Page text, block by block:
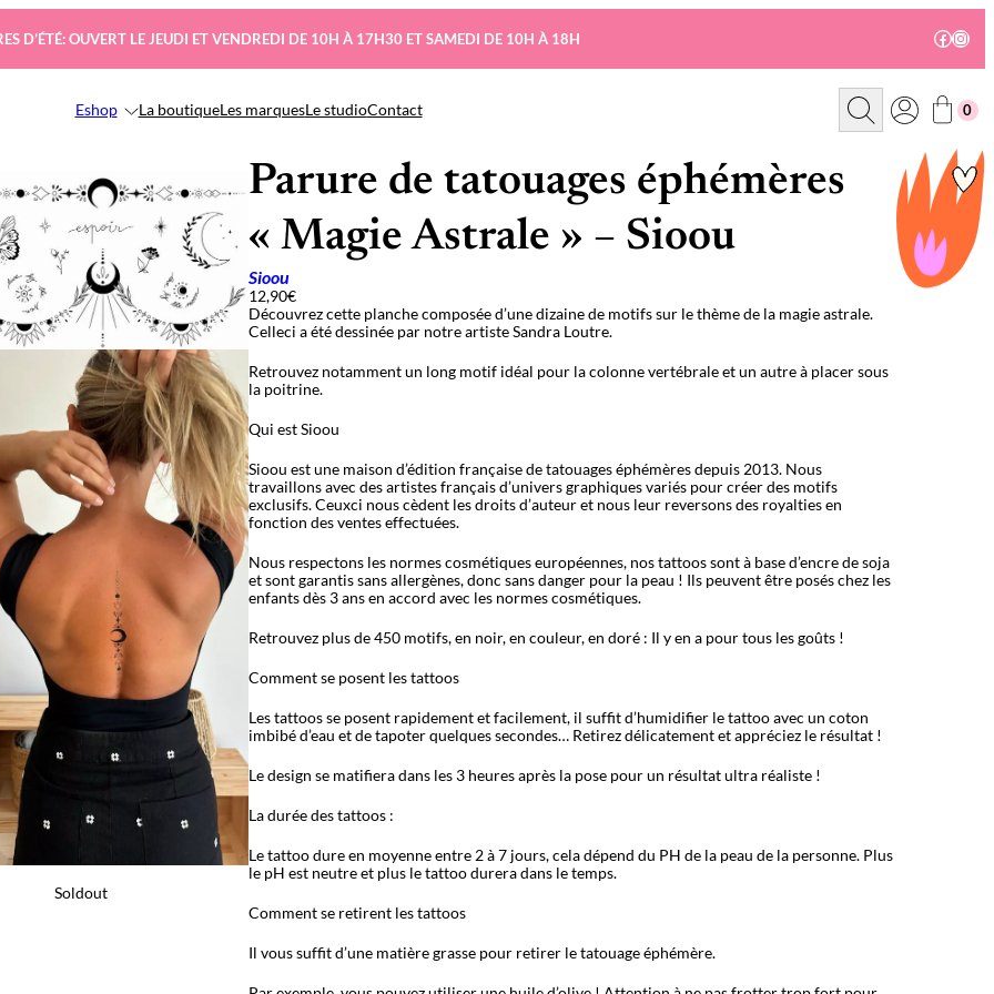
D’ÉTÉ: OUVERT LE JEUDI ET VENDREDI DE 10H À 17H30 ET SAMEDI DE 10H À 18H
Eshop La boutiqueLes marquesLe studioContact
R
c
r
0
Soldout
Parure de tatouages éphémères
« Magie Astrale » – Sioou
Sioou
12,90€
Découvrez cette planche composée d’une dizaine de motifs sur le thème de la magie astrale.
Celleci a été dessinée par notre artiste Sandra Loutre.
Retrouvez notamment un long motif idéal pour la colonne vertébrale et un autre à placer sous
la poitrine.
Qui est Sioou
Sioou est une maison d’édition française de tatouages éphémères depuis 2013. Nous
travaillons avec des artistes français d’univers graphiques variés pour créer des motifs
exclusifs. Ceuxci nous cèdent les droits d’auteur et nous leur reversons des royalties en
fonction des ventes effectuées.
Nous respectons les normes cosmétiques européennes, nos tattoos sont à base d’encre de soja
et sont garantis sans allergènes, donc sans danger pour la peau ! Ils peuvent être posés chez les
enfants dès 3 ans en accord avec les normes cosmétiques.
Retrouvez plus de 450 motifs, en noir, en couleur, en doré : Il y en a pour tous les goûts !
Comment se posent les tattoos
Les tattoos se posent rapidement et facilement, il suffit d’humidifier le tattoo avec un coton
imbibé d’eau et de tapoter quelques secondes… Retirez délicatement et appréciez le résultat !
Le design se matifiera dans les 3 heures après la pose pour un résultat ultra réaliste !
La durée des tattoos :
Le tattoo dure en moyenne entre 2 à 7 jours, cela dépend du PH de la peau de la personne. Plus
le pH est neutre et plus le tattoo durera dans le temps.
Comment se retirent les tattoos
Il vous suffit d’une matière grasse pour retirer le tatouage éphémère.